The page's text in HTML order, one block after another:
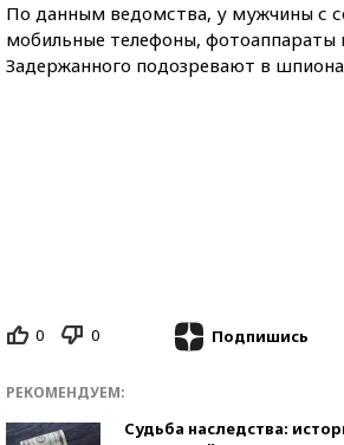
По данным ведомства, у мужчины с
мобильные телефоны, фотоаппараты
Задержанного подозревают в
0 0 Подпишись
РЕКОМЕНДУЕМ:
Судьба наследства: